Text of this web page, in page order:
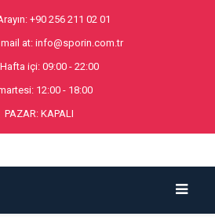
+90 256 211 02 01
at: info@sporin.com.tr
Hafta içi: 09:00 - 22:00
12:00 - 18:00
PAZAR: KAPALI